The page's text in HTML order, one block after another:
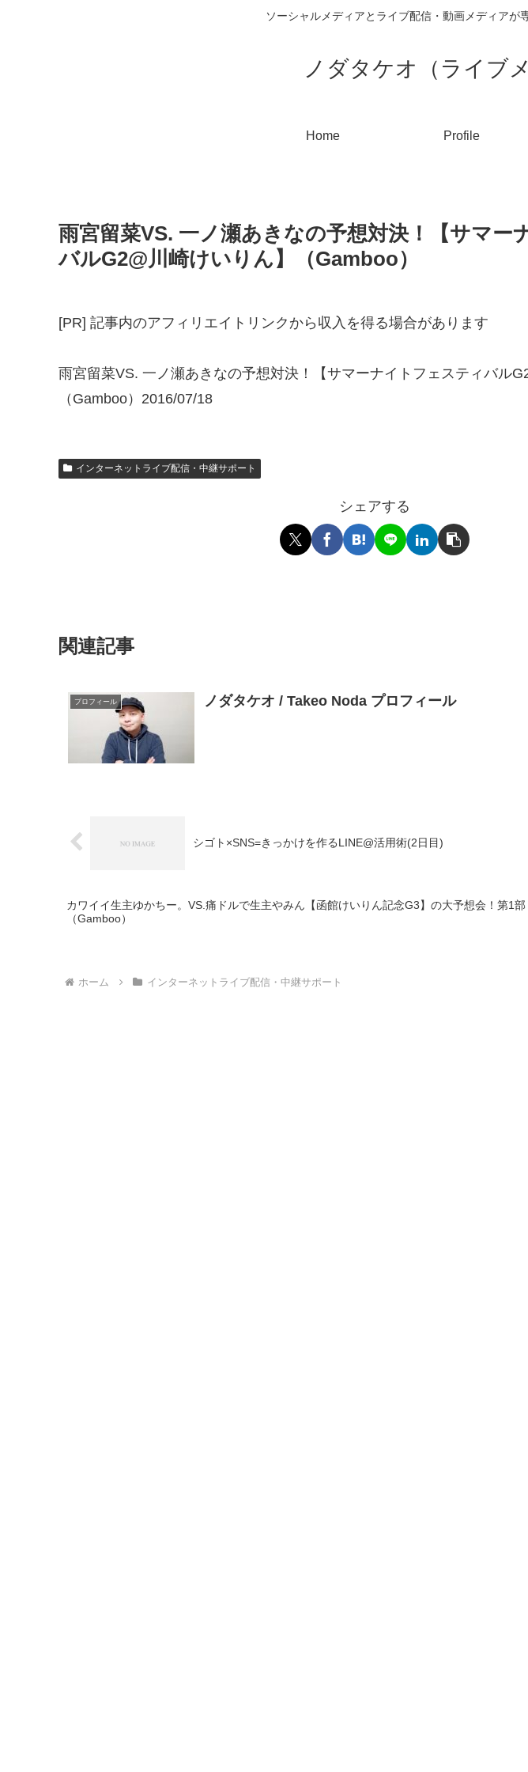
ソーシャルメディアとライブ配信・動画メディア
ノダタケオ（ライブ
Home Profile
雨宮留菜VS. 一ノ瀬あきなの予想対決！【サマー
バルG2@川崎けいりん】（Gamboo）
[PR] 記事内のアフィリエイトリンクから収入を得る場合があります
雨宮留菜VS. 一ノ瀬あきなの予想対決！【サマーナイトフェスティバル
（Gamboo）2016/07/18
インターネットライブ配信・中継サポート
シェアする
関連記事
プロフィール ノダタケオ / Takeo Noda プロフィール
シゴト×SNS=きっかけを作るLINE@活用術(2日目)
カワイイ生主ゆかちー。VS.痛ドルで生主やみん【函館けいりん記念G3】の大予想会！第1部
（Gamboo）
ホーム インターネットライブ配信・中継サポート